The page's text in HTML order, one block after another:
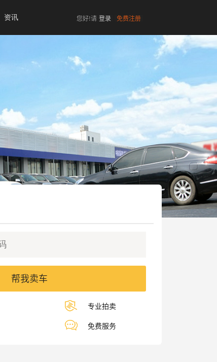
资讯 您好!请 登录 免费注册
帮我卖车
专业拍卖
免费服务